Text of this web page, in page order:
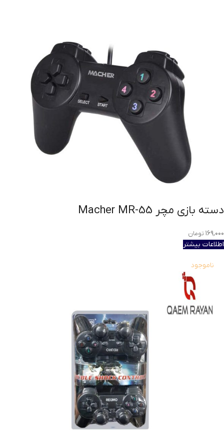
دسته بازی مچر Macher MR-55
۱۶۹,۰۰۰ تومان
اطلاعات بیشتر
ناموجود